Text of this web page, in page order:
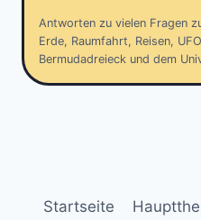
Antworten zu vielen Fragen
Erde, Raumfahrt, Reisen,
Bermudadreieck und dem
Startseite